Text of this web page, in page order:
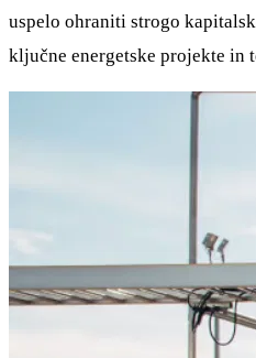
uspelo ohraniti strogo
ključne energetske projekte